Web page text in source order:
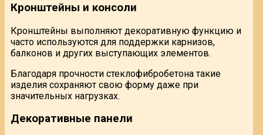
Кронштейны и консоли
Кронштейны выполняют декоративную функцию и
часто используются для поддержки карнизов,
балконов и других выступающих элементов.
Благодаря прочности стеклофибробетона такие
изделия сохраняют свою форму даже при
значительных нагрузках.
Декоративные панели